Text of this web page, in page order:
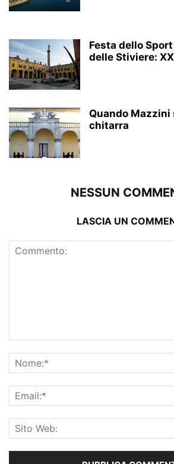
Festa dello
delle Stiviere:
Quando Mazzini
chitarra
NESSUN
LASCIA UN